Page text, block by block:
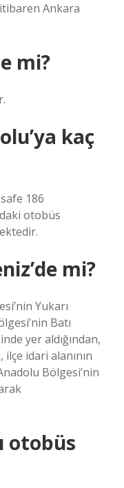
itibaren Ankara
mi?
kaç
186
otobüs
mi?
Yukarı
Batı
yer aldığından,
idari alanının
Bölgesi’nin
otobüs